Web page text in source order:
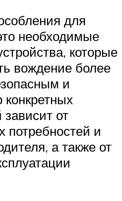
для
необходимые
которые
вождение более
и
от
потребностей и
а также от